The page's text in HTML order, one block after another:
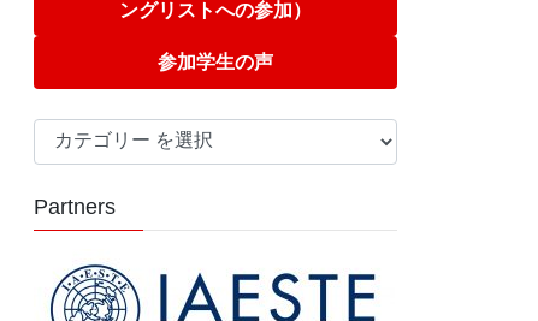
ングリストへの参加）
参加学生の声
テ
リ
Partners